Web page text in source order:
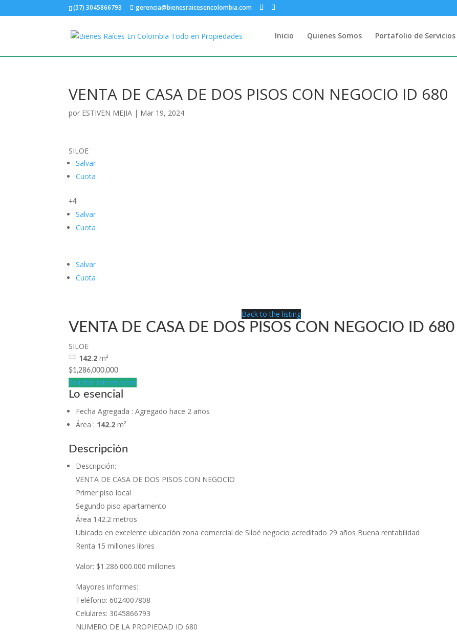
(57) 3045866793 gerencia@bienesraicesencolombia.com
Inicio Quienes Somos Portafolio de Servicios
VENTA DE CASA DE DOS PISOS CON NEGOCIO ID 680
por ESTIVEN MEJIA | Mar 19, 2024
SILOE
Salvar
Cuota
+4
Salvar
Cuota
Salvar
Cuota
Back to the listing
VENTA DE CASA DE DOS PISOS CON NEGOCIO ID 680
SILOE
142.2 m²
$1,286,000,000
Solicitar información
Lo esencial
Fecha Agregada : Agregado hace 2 años
Área : 142.2 m²
Descripción
Descripción:
VENTA DE CASA DE DOS PISOS CON NEGOCIO
Primer piso local
Segundo piso apartamento
Área 142.2 metros
Ubicado en excelente ubicación zona comercial de Siloé negocio acreditado 29 años Buena rentabilidad
Renta 15 millones libres
Valor: $1.286.000.000 millones
Mayores informes:
Teléfono: 6024007808
Celulares: 3045866793
NUMERO DE LA PROPIEDAD ID 680